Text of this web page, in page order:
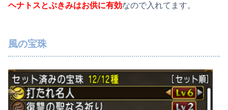
ヘナトスとぶきみはお供に有効なので入れてます。
風の宝珠